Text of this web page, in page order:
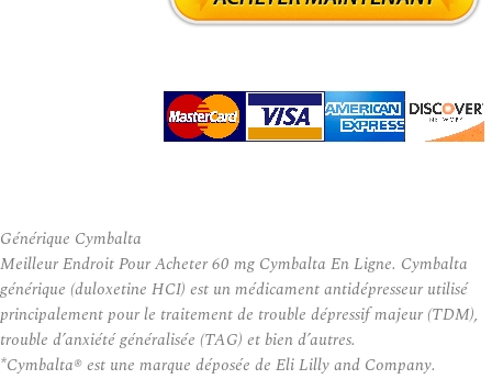
Générique Cymbalta
Meilleur Endroit Pour Acheter 60 mg Cymbalta En Ligne. Cymbalta
générique (duloxetine HCI) est un médicament antidépresseur utilisé
principalement pour le traitement de trouble dépressif majeur (TDM),
trouble d’anxiété généralisée (TAG) et bien d’autres.
*Cymbalta® est une marque déposée de Eli Lilly and Company.